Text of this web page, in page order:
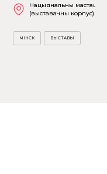
Нацыянальны мастацкі
(выставачны корпус) (К.
МІНСК ВЫСТАВЫ